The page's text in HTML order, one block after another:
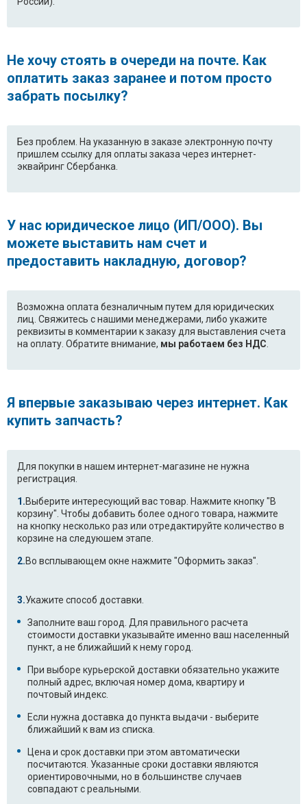
Не хочу стоять в очереди на почте. Как
оплатить заказ заранее и потом просто
забрать посылку?
Без проблем. На указанную в заказе электронную почту
пришлем ссылку для оплаты заказа через интернет-
эквайринг Сбербанка.
У нас юридическое лицо (ИП/ООО). Вы
можете выставить нам счет и
предоставить накладную, договор?
Возможна оплата безналичным путем для юридических
лиц. Свяжитесь с нашими менеджерами, либо укажите
реквизиты в комментарии к заказу для выставления счета
на оплату. Обратите внимание, мы работаем без НДС
Я впервые заказываю через интернет. Как
купить запчасть?
Для покупки в нашем интернет-магазине не нужна
регистрация.
Выберите интересующий вас товар. Нажмите кнопку "В
корзину". Чтобы добавить более одного товара, нажмите
на кнопку несколько раз или отредактируйте количество в
корзине на следуюшем этапе.
Во всплывающем окне нажмите "Оформить заказ".
Укажите способ доставки.
Заполните ваш город. Для правильного расчета
стоимости доставки указывайте именно ваш населенный
пункт, а не ближайший к нему город.
При выборе курьерской доставки обязательно укажите
полный адрес, включая номер дома, квартиру и
почтовый индекс.
Если нужна доставка до пункта выдачи - выберите
ближайший к вам из списка.
Цена и срок доставки при этом автоматически
посчитаются. Указанные сроки доставки являются
ориентировочными, но в большинстве случаев
совпадают с реальными.